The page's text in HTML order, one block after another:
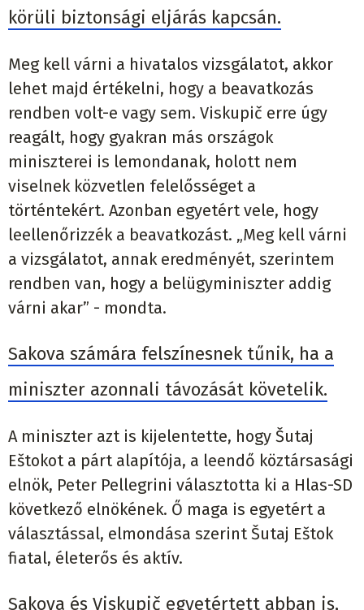
körüli biztonsági eljárás kapcsán.
Meg kell várni a hivatalos vizsgálatot, akkor
lehet majd értékelni, hogy a beavatkozás
rendben volt-e vagy sem. Viskupič erre úgy
reagált, hogy gyakran más országok
miniszterei is lemondanak, holott nem
viselnek közvetlen felelősséget a
történtekért. Azonban egyetért vele, hogy
leellenőrizzék a beavatkozást. „Meg kell várni
a vizsgálatot, annak eredményét, szerintem
rendben van, hogy a belügyminiszter addig
várni akar” - mondta.
Sakova számára felszínesnek tűnik, ha a
miniszter azonnali távozását követelik.
A miniszter azt is kijelentette, hogy Šutaj
Eštokot a párt alapítója, a leendő köztársasági
elnök, Peter Pellegrini választotta ki a Hlas-SD
következő elnökének. Ő maga is egyetért a
választással, elmondása szerint Šutaj Eštok
fiatal, életerős és aktív.
Sakova és Viskupič egyetértett abban is,